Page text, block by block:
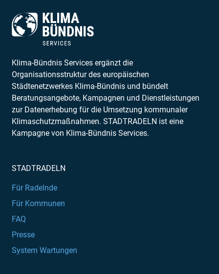
Klima-Bündnis Services ergänzt die
Organisationsstruktur des europäischen
Städtenetzwerkes Klima-Bündnis und bündelt
Beratungsangebote, Kampagnen und Dienstleistungen
zur Datenerhebung für die Umsetzung kommunaler
Klimaschutzmaßnahmen. STADTRADELN ist eine
Kampagne von Klima-Bündnis Services.
STADTRADELN
Für Radelnde
Für Kommunen
FAQ
Presse
System Wartungen